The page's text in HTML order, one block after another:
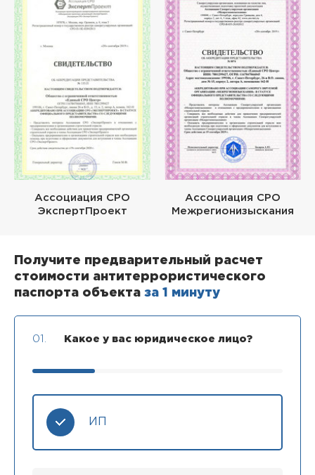
Ассоциация СРО
ЭкспертПроект
Ассоциация СРО
Межрегионизыскания
Получите предварительный расчет
стоимости антитеррористического
паспорта объекта за 1 минуту
01. Какое у вас юридическое лицо?
ИП